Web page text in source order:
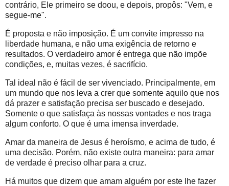
contrário, Ele primeiro se doou, e depois, propôs: "Vem, e
segue-me".
É proposta e não imposição. É um convite impresso na
liberdade humana, e não uma exigência de retorno e
resultados. O verdadeiro amor é entrega que não impõe
condições, e, muitas vezes, é sacrifício.
Tal ideal não é fácil de ser vivenciado. Principalmente, em
um mundo que nos leva a crer que somente aquilo que nos
dá prazer e satisfação precisa ser buscado e desejado.
Somente o que satisfaça às nossas vontades e nos traga
algum conforto. O que é uma imensa inverdade.
Amar da maneira de Jesus é heroísmo, e acima de tudo, é
uma decisão. Porém, não existe outra maneira: para amar
de verdade é preciso olhar para a cruz.
Há muitos que dizem que amam alguém por este lhe fazer